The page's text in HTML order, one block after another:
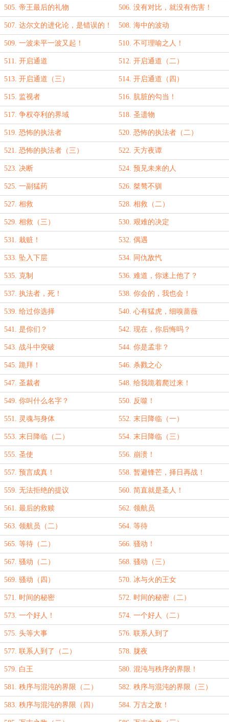
505. 帝王最后的礼物 506. 没有对比，就没有伤害！
507. 达尔文的进化论，是错误的！ 508. 海中的波动
509. 一波未平一波又起！ 510. 不可理喻之人！
511. 开启通道 512. 开启通道（二）
513. 开启通道（三） 514. 开启通道（四）
515. 监视者 516. 肮脏的勾当！
517. 争权夺利的界域 518. 圣遗物
519. 恐怖的执法者 520. 恐怖的执法者（二）
521. 恐怖的执法者（三） 522. 天方夜谭
523. 决断 524. 预见未来的人
525. 一副猛药 526. 桀骜不驯
527. 相救 528. 相救（二）
529. 相救（三） 530. 艰难的决定
531. 栽赃！ 532. 偶遇
533. 坠入下层 534. 同仇敌忾
535. 克制 536. 难道，你迷上他了？
537. 执法者，死！ 538. 你会的，我也会！
539. 给过你选择 540. 心有猛虎，细嗅蔷薇
541. 是你们？ 542. 现在，你后悔吗？
543. 战斗中突破 544. 你是孟非？
545. 跪拜！ 546. 杀戮之心
547. 圣裁者 548. 给我跪着爬过来！
549. 你叫什么名字？ 550. 反噬！
551. 灵魂与身体 552. 末日降临（一）
553. 末日降临（二） 554. 末日降临（三）
555. 圣使 556. 崩溃！
557. 预言成真！ 558. 暂避锋芒，择日再战！
559. 无法拒绝的提议 560. 简直就是圣人！
561. 最后的救赎 562. 领航员
563. 领航员（二） 564. 等待
565. 等待（二） 566. 骚动！
567. 骚动（二） 568. 骚动（三）
569. 骚动（四） 570. 冰与火的王女
571. 时间的秘密 572. 时间的秘密（二）
573. 一个好人！ 574. 一个好人（二）
575. 头等大事 576. 联系人到了
577. 联系人到了（二） 578. 胧夜
579. 白王 580. 混沌与秩序的界限！
581. 秩序与混沌的界限（二） 582. 秩序与混沌的界限（三）
583. 秩序与混沌的界限（四） 584. 万古之敌！